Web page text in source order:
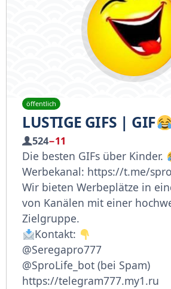
öffentlich
LUSTIGE GIFS | GIF
524−11
Die besten GIFs über Kinder.
Werbekanal: https://t.me/
Wir bieten Werbeplätze in
von Kanälen mit einer
Zielgruppe.
Kontakt:
@Seregapro777
@SproLife_bot (bei Spam)
https://telegram777.my1.ru